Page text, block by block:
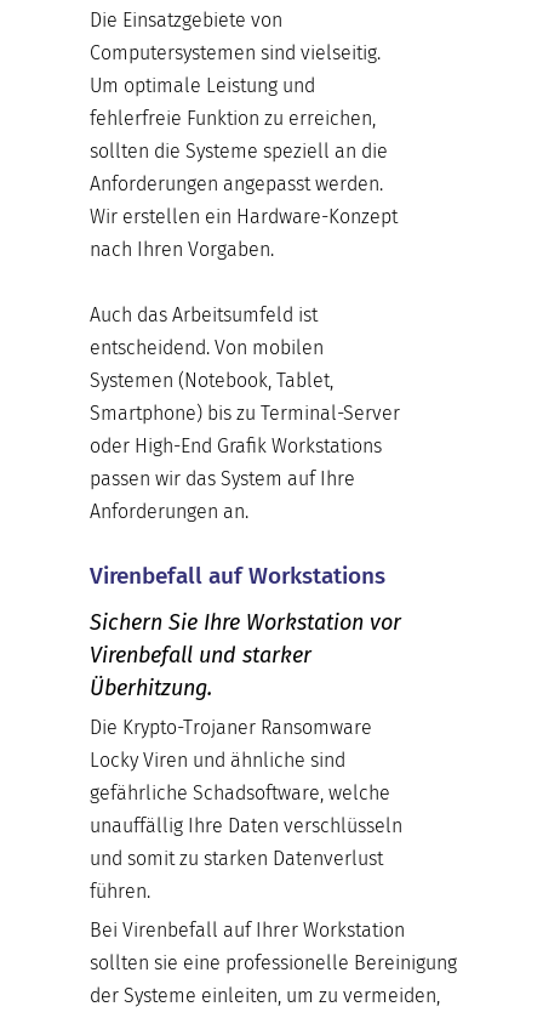
Die Einsatzgebiete von
Computersystemen sind vielseitig.
Um optimale Leistung und
fehlerfreie Funktion zu erreichen,
sollten die Systeme speziell an die
Anforderungen angepasst werden.
Wir erstellen ein Hardware-Konzept
nach Ihren Vorgaben.
Auch das Arbeitsumfeld ist
entscheidend. Von mobilen
Systemen (Notebook, Tablet,
Smartphone) bis zu Terminal-Server
oder High-End Grafik Workstations
passen wir das System auf Ihre
Anforderungen an.
Virenbefall auf Workstations
Sichern Sie Ihre Workstation vor
Virenbefall und starker
Überhitzung.
Die Krypto-Trojaner Ransomware
Locky Viren und ähnliche sind
gefährliche Schadsoftware, welche
unauffällig Ihre Daten verschlüsseln
und somit zu starken Datenverlust
führen.
Bei Virenbefall auf Ihrer Workstation
sollten sie eine professionelle Bereinigung
der Systeme einleiten, um zu vermeiden,